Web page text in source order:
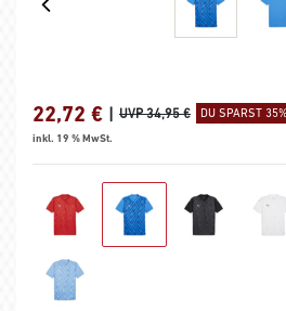
22,72 € | UVP 34,95 € DU SPARST 35%
inkl. 19 % MwSt.